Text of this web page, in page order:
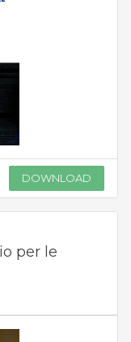
DOWNLOAD
per le